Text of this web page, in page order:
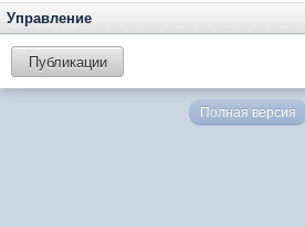
Управление
Публикации
Полная версия